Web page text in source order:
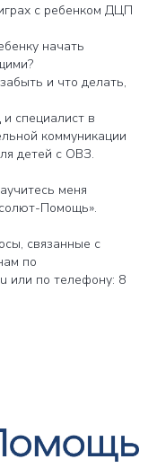
с ребенком ДЦП
начать
и что делать,
специалист в
коммуникации
детей с ОВЗ.
меня
Помощь».
связанные с
по
или по телефону: 8